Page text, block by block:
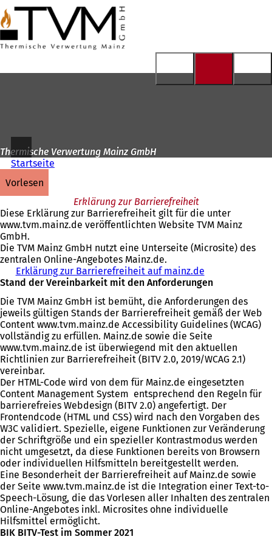
Inhalt anspringen
Zur
Startseite
Thermische Verwertung Mainz GmbH
Startseite
vorlesen
Erklärung zur Barrierefreiheit
Diese Erklärung zur Barrierefreiheit gilt für die unter
www.tvm.mainz.de veröffentlichten Website TVM Mainz
GmbH.
Die TVM Mainz GmbH nutzt eine Unterseite (Microsite) des
zentralen Online-Angebotes Mainz.de.
Erklärung zur Barrierefreiheit auf mainz.de
Stand der Vereinbarkeit mit den Anforderungen
Die TVM Mainz GmbH ist bemüht, die Anforderungen des
jeweils gültigen Stands der Barrierefreiheit gemäß der Web
Content www.tvm.mainz.de Accessibility Guidelines (WCAG)
vollständig zu erfüllen. Mainz.de sowie die Seite
www.tvm.mainz.de ist überwiegend mit den aktuellen
Richtlinien zur Barrierefreiheit (BITV 2.0, 2019/WCAG 2.1)
vereinbar.
Der HTML-Code wird von dem für Mainz.de eingesetzten
Content Management System entsprechend den Regeln für
barrierefreies Webdesign (BITV 2.0) angefertigt. Der
Frontendcode (HTML und CSS) wird nach den Vorgaben des
W3C validiert. Spezielle, eigene Funktionen zur Veränderung
der Schriftgröße und ein spezieller Kontrastmodus werden
nicht umgesetzt, da diese Funktionen bereits von Browsern
oder individuellen Hilfsmitteln bereitgestellt werden.
Eine Besonderheit der Barrierefreiheit auf Mainz.de sowie
der Seite www.tvm.mainz.de ist die Integration einer Text-to-
Speech-Lösung, die das Vorlesen aller Inhalten des zentralen
Online-Angebotes inkl. Microsites ohne individuelle
Hilfsmittel ermöglicht.
BIK BITV-Test im Sommer 2021